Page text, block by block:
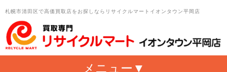
札幌市清田区で高価買取店をお探しならリサイクルマートイオンタウン平岡店